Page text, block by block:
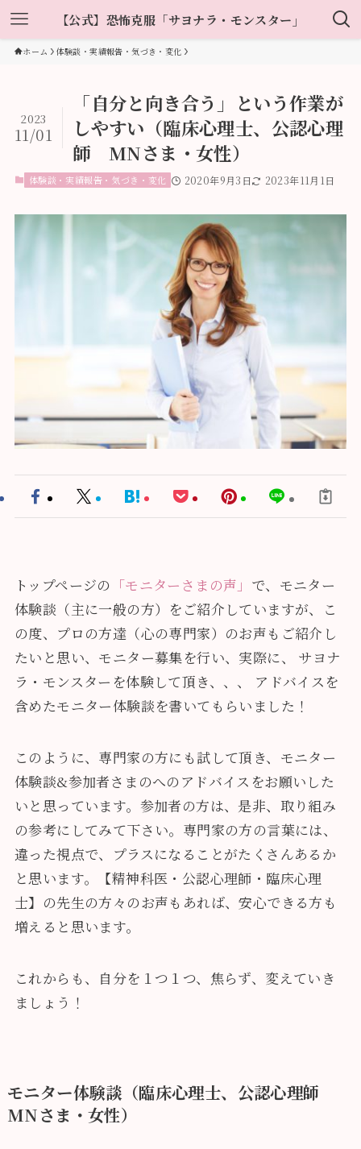
【公式】恐怖克服「サヨナラ・モンスター」
ホーム 体験談・実績報告・気づき・変化
「自分と向き合う」という作業が
しやすい（臨床心理士、公認心理
師 MNさま・女性）
2023
11/01
体験談・実績報告・気づき・変化 2020年9月3日 2023年11月1日
トップページの 「モニターさまの声」 で、モニター
体験談（主に一般の方）をご紹介していますが、こ
の度、プロの方達（心の専門家）のお声もご紹介し
たいと思い、モニター募集を行い、実際に、 サヨナ
ラ・モンスターを体験して頂き、、、 アドバイスを
含めたモニター体験談を書いてもらいました！
このように、専門家の方にも試して頂き、モニター
体験談&参加者さまのへのアドバイスをお願いした
いと思っています。参加者の方は、是非、取り組み
の参考にしてみて下さい。専門家の方の言葉には、
違った視点で、プラスになることがたくさんあるか
と思います。【精神科医・公認心理師・臨床心理
士】の先生の方々のお声もあれば、安心できる方も
増えると思います。
これからも、自分を１つ１つ、焦らず、変えていき
ましょう！
モニター体験談（臨床心理士、公認心理師
MNさま・女性）